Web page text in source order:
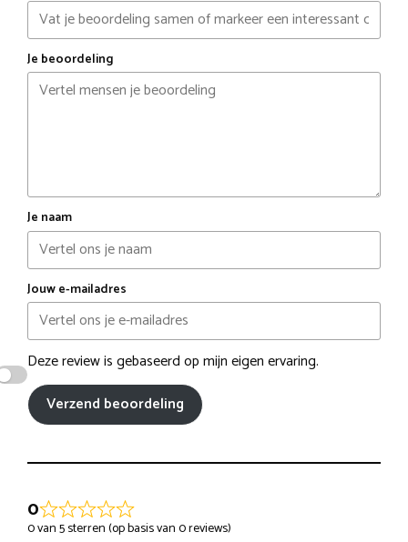
Je beoordeling
Je naam
Jouw e-mailadres
Deze review is gebaseerd op mijn eigen ervaring.
Verzend beoordeling
0
0 van 5 sterren (op basis van 0 reviews)